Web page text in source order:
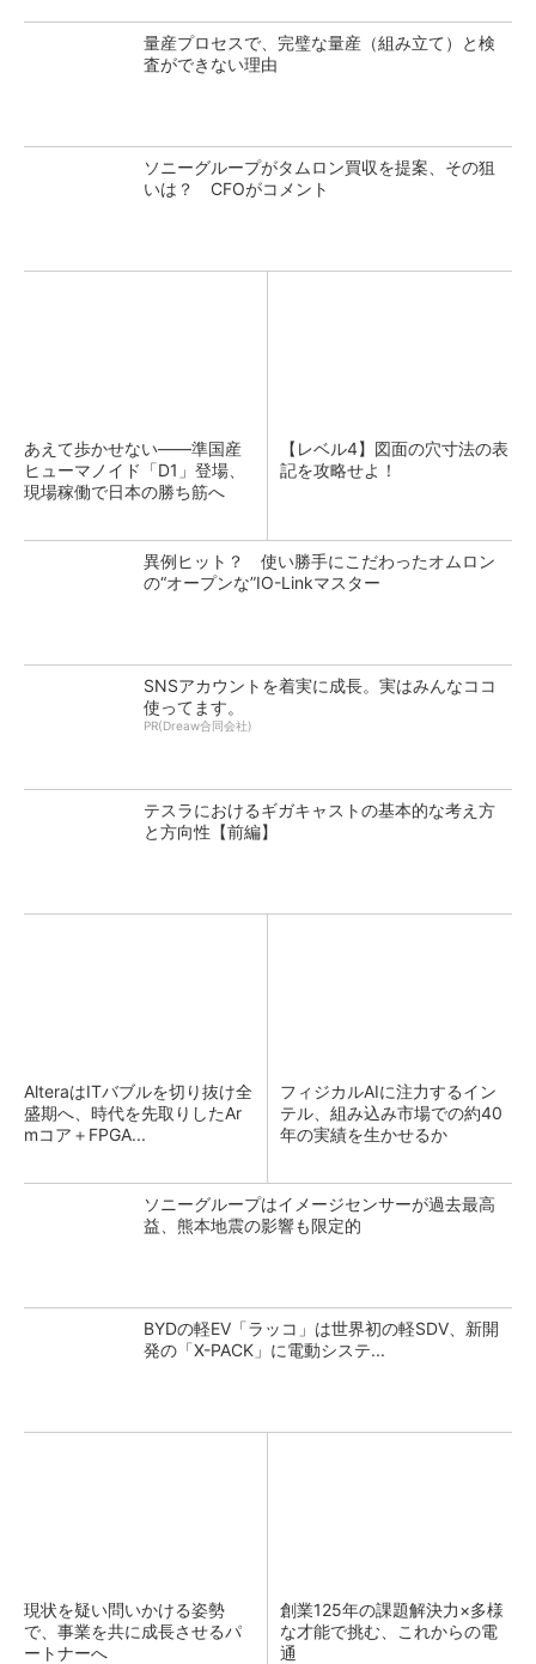
量産プロセスで、完璧な量産（組み立て）と検
査ができない理由
ソニーグループがタムロン買収を提案、その狙
いは？ CFOがコメント
あえて歩かせない――準国産
ヒューマノイド「D1」登場、
現場稼働で日本の勝ち筋へ
【レベル4】図面の穴寸法の表
記を攻略せよ！
異例ヒット？ 使い勝手にこだわったオムロン
の“オープンな”IO-Linkマスター
SNSアカウントを着実に成長。実はみんなココ
使ってます。
PR(Dreaw合同会社)
テスラにおけるギガキャストの基本的な考え方
と方向性【前編】
AlteraはITバブルを切り抜け全
盛期へ、時代を先取りしたAr
mコア＋FPGA...
フィジカルAIに注力するイン
テル、組み込み市場での約40
年の実績を生かせるか
ソニーグループはイメージセンサーが過去最高
益、熊本地震の影響も限定的
BYDの軽EV「ラッコ」は世界初の軽SDV、新開
発の「X-PACK」に電動システ...
現状を疑い問いかける姿勢
で、事業を共に成長させるパ
ートナーへ
創業125年の課題解決力×多様
な才能で挑む、これからの電
通